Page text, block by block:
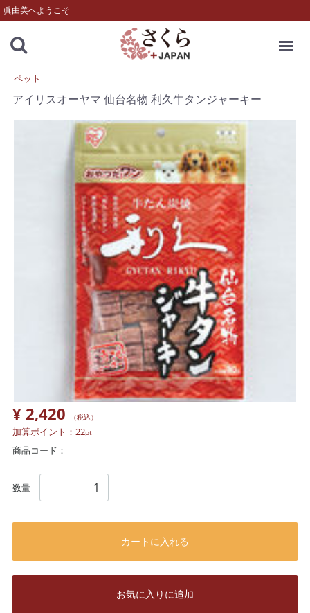
眞由美へようこそ
ペット
アイリスオーヤマ 仙台名物 利久牛タンジャーキー
¥ 2,420 （税込）
加算ポイント： 22pt
商品コード：
数量
カートに入れる
お気に入りに追加